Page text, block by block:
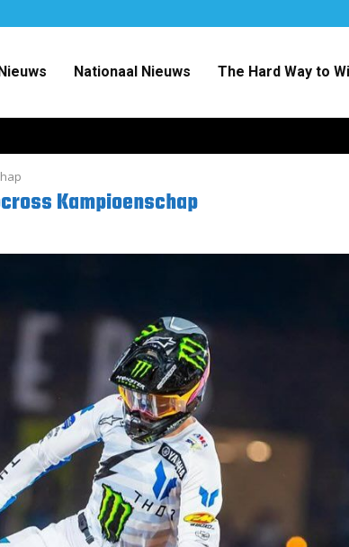
Nationaal Nieuws The Hard Way to
Kampioenschap